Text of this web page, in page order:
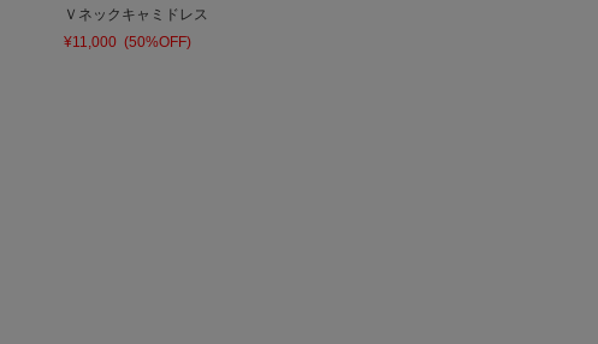
Ｖネックキャミドレス
¥11,000 (50%OFF)